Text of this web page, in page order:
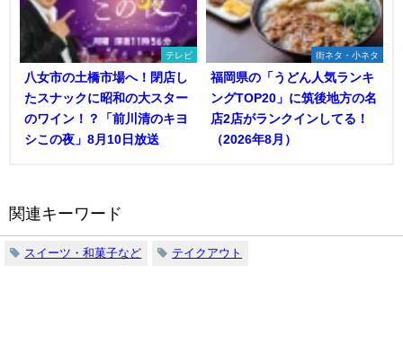
テレビ
八女市の土橋市場へ！閉店し
たスナックに昭和の大スター
のワイン！？「前川清のキヨ
シこの夜」8月10日放送
街ネタ・小ネタ
福岡県の「うどん人気ランキ
ングTOP20」に筑後地方の名
店2店がランクインしてる！
（2026年8月）
関連キーワード
スイーツ・和菓子など テイクアウト